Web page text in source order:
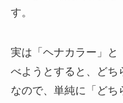
す。
実は「ヘナカラー」と
べようとすると、どち
なので、単純に「どち